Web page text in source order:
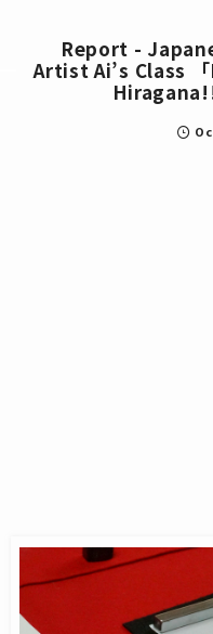
Report -
Artist Ai’s Class